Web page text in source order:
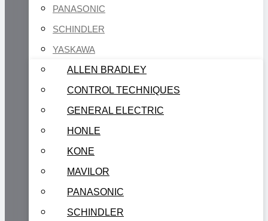
PANASONIC
SCHINDLER
YASKAWA
ALLEN BRADLEY
CONTROL TECHNIQUES
GENERAL ELECTRIC
HONLE
KONE
MAVILOR
PANASONIC
SCHINDLER